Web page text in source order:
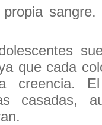
que cada
creencia.
casadas,